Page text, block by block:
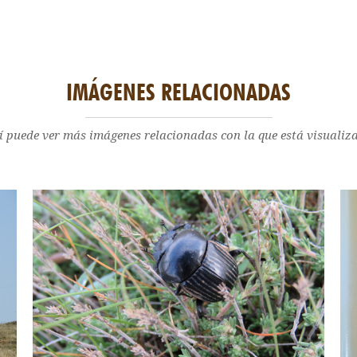
IMÁGENES RELACIONADAS
puede ver más imágenes relacionadas con la que está